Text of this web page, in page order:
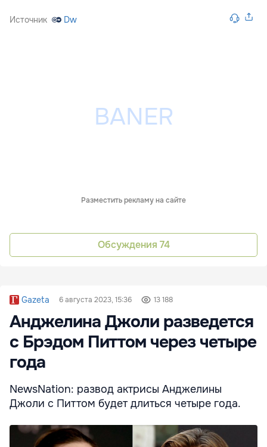
Источник Dw
Разместить рекламу на сайте
Обсуждения 74
Gazeta 6 августа 2023, 15:36 13 188
Анджелина Джоли разведется
с Брэдом Питтом через четыре
года
NewsNation: развод актрисы Анджелины
Джоли с Питтом будет длиться четыре года.